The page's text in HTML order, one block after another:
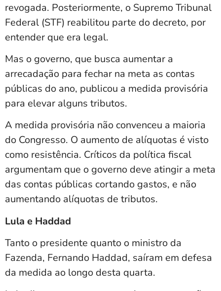
revogada. Posteriormente, o Supremo Tribunal
Federal (STF) reabilitou parte do decreto, por
entender que era legal.
Mas o governo, que busca aumentar a
arrecadação para fechar na meta as contas
públicas do ano, publicou a medida provisória
para elevar alguns tributos.
A medida provisória não convenceu a maioria
do Congresso. O aumento de alíquotas é visto
como resistência. Críticos da política fiscal
argumentam que o governo deve atingir a meta
das contas públicas cortando gastos, e não
aumentando alíquotas de tributos.
Lula e Haddad
Tanto o presidente quanto o ministro da
Fazenda, Fernando Haddad, saíram em defesa
da medida ao longo desta quarta.